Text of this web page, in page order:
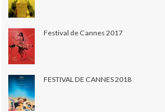
Festival de Cannes 2017
FESTIVAL DE CANNES 2018